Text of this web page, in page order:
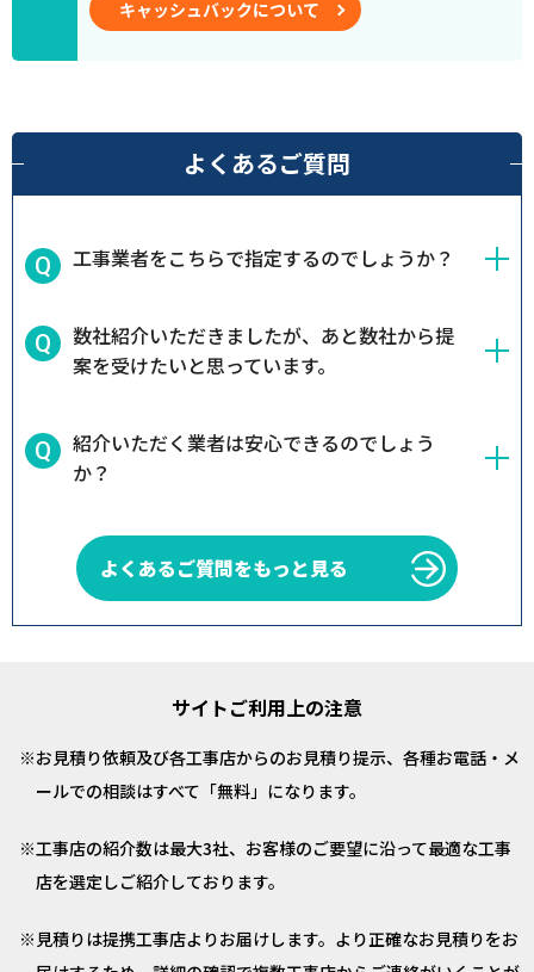
キャッシュバックについて
よくあるご質問
工事業者をこちらで指定するのでしょうか？
数社紹介いただきましたが、あと数社から提
案を受けたいと思っています。
紹介いただく業者は安心できるのでしょう
か？
よくあるご質問をもっと見る
サイトご利用上の注意
お見積り依頼及び各工事店からのお見積り提示、各種お電話・メ
ールでの相談はすべて「無料」になります。
工事店の紹介数は最大3社、お客様のご要望に沿って最適な工事
店を選定しご紹介しております。
見積りは提携工事店よりお届けします。より正確なお見積りをお